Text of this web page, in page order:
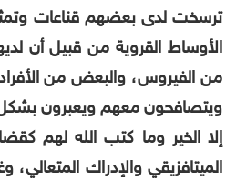
ترسخت لدى بعضهم قناعات
الأوساط القروية من قبيل أن
من الفيروس، والبعض من الأفراد
ويتصافحون معهم ويعبرون
إلا الخير وما كتب الله لهم
الميتافزيقي والإدراك